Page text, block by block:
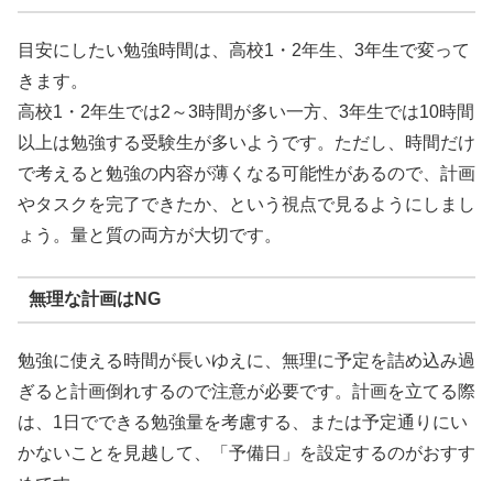
目安にしたい勉強時間は、高校1・2年生、3年生で変って
きます。
高校1・2年生では2～3時間が多い一方、3年生では10時間
以上は勉強する受験生が多いようです。ただし、時間だけ
で考えると勉強の内容が薄くなる可能性があるので、計画
やタスクを完了できたか、という視点で見るようにしまし
ょう。量と質の両方が大切です。
無理な計画はNG
勉強に使える時間が長いゆえに、無理に予定を詰め込み過
ぎると計画倒れするので注意が必要です。計画を立てる際
は、1日でできる勉強量を考慮する、または予定通りにい
かないことを見越して、「予備日」を設定するのがおすす